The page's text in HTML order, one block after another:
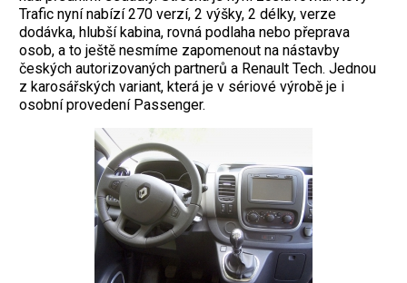
Trafic nyní nabízí 270 verzí, 2 výšky, 2 délky, verze
dodávka, hlubší kabina, rovná podlaha nebo přeprava
osob, a to ještě nesmíme zapomenout na nástavby
českých autorizovaných partnerů a Renault Tech. Jednou
z karosářských variant, která je v sériové výrobě je i
osobní provedení Passenger.